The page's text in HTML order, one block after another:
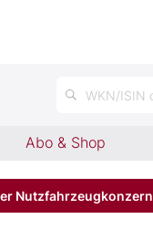
WKN/ISIN
Abo & Shop